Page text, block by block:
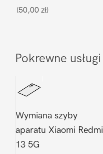
5G
(50,00 zł)
Pokrewne usługi
Wymiana szyby
aparatu Xiaomi Redmi
13 5G